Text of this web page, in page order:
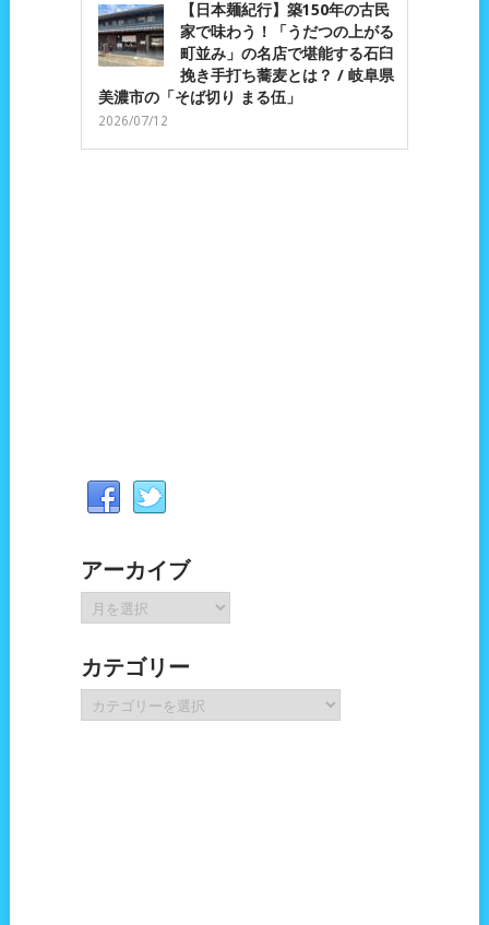
【日本麺紀行】築150年の古民
家で味わう！「うだつの上がる
町並み」の名店で堪能する石臼
挽き手打ち蕎麦とは？ / 岐阜県
美濃市の「そば切り まる伍」
2026/07/12
アーカイブ
ー
イ
ブ
カテゴリー
テ